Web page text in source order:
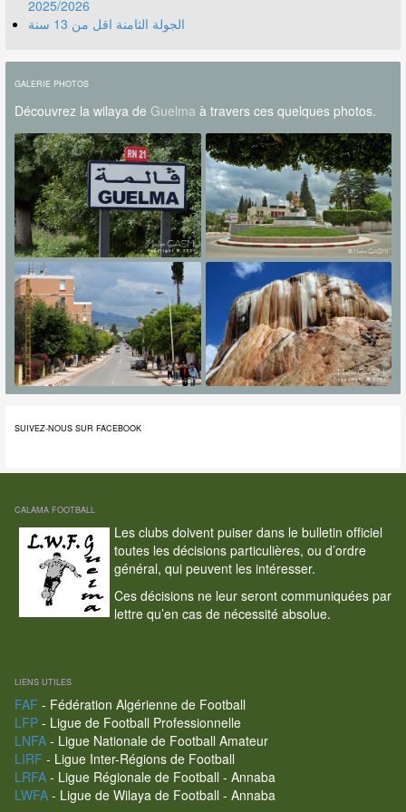
2025/2026
الجولة الثامنة اقل من 13 سنة
GALERIE PHOTOS
Découvrez la wilaya de Guelma à travers ces quelques photos.
SUIVEZ-NOUS SUR FACEBOOK
CALAMA FOOTBALL
Les clubs doivent puiser dans le bulletin officiel
toutes les décisions particulières, ou d’ordre
général, qui peuvent les intéresser.
Ces décisions ne leur seront communiquées par
lettre qu’en cas de nécessité absolue.
LIENS UTILES
FAF - Fédération Algérienne de Football
LFP- Ligue de Football Professionnelle
LNFA- Ligue Nationale de Football Amateur
LIRF - Ligue Inter-Régions de Football
LRFA- Ligue Régionale de Football - Annaba
LWFA- Ligue de Wilaya de Football - Annaba